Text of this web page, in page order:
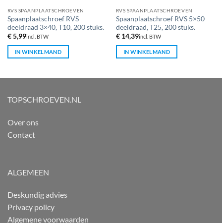
RVS SPAANPLAATSCHROEVEN
Spaanplaatschroef RVS
deeldraad 3×40, T10, 200 stuks.
€5,99incl. BTW
IN WINKELMAND
RVS SPAANPLAATSCHROEVEN
Spaanplaatschroef RVS 5×50
deeldraad, T25, 200 stuks.
€14,39incl. BTW
IN WINKELMAND
TOPSCHROEVEN.NL
Over ons
Contact
ALGEMEEN
Deskundig advies
Privacy policy
Algemene voorwaarden